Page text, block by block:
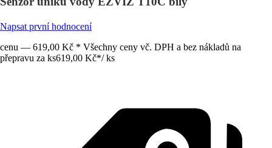
Napsat první hodnocení
cenu — 619,00 Kč * Všechny ceny vč. DPH a bez nákladů na
přepravu za ks619,00 Kč*/ ks